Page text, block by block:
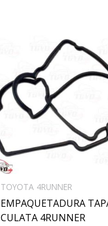
TOYOTA 4RUNNER
EMPAQUETADURA
CULATA 4RUNNER